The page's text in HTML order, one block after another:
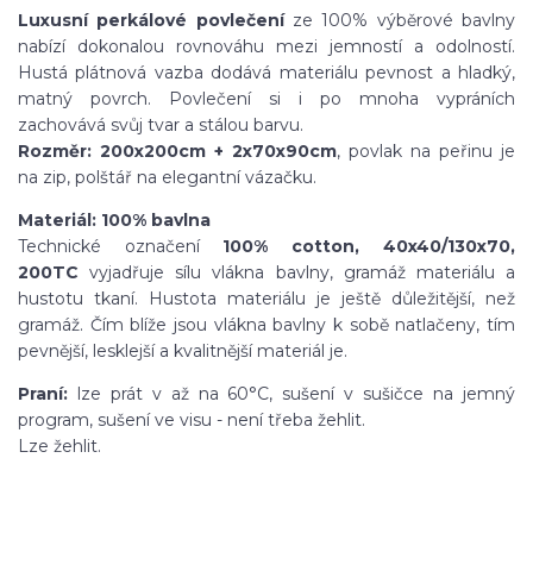
Luxusní perkálové povlečeníze 100% výběrové bavlny
nabízí dokonalou rovnováhu mezi jemností a odolností.
Hustá plátnová vazba dodává materiálu pevnost a hladký,
matný povrch. Povlečení si i po mnoha vypráních
zachovává svůj tvar a stálou barvu.
Rozměr: 200x200cm + 2x70x90cm, povlak na peřinu je
na zip, polštář na elegantní vázačku.
Materiál: 100% bavlna
Technické označení 100% cotton, 40x40/130x70,
200TC vyjadřuje sílu vlákna bavlny, gramáž materiálu a
hustotu tkaní. Hustota materiálu je ještě důležitější, než
gramáž. Čím blíže jsou vlákna bavlny k sobě natlačeny, tím
pevnější, lesklejší a kvalitnější materiál je.
Praní: lze prát v až na 60°C, sušení v sušičce na jemný
program, sušení ve visu - není třeba žehlit.
Lze žehlit.